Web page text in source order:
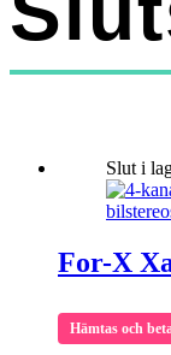
Slut i
For-X
Hämtas och